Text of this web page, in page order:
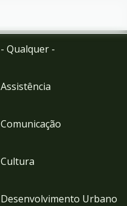
- Qualquer -
Assistência
Comunicação
Cultura
Desenvolvimento Urbano